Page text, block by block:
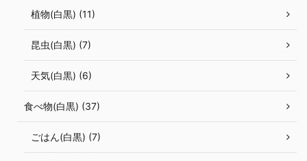
植物(白黒) (11)
昆虫(白黒) (7)
天気(白黒) (6)
食べ物(白黒) (37)
ごはん(白黒) (7)